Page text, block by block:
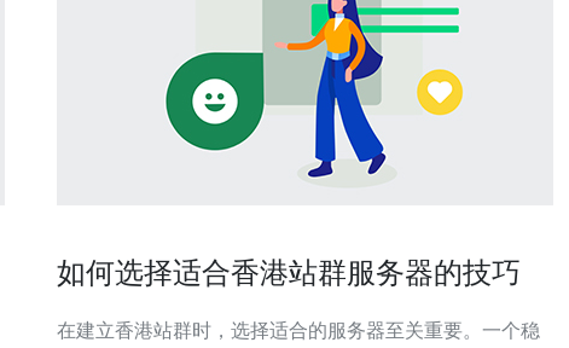
如何选择适合香港站群服务器的技巧
在建立香港站群时，选择适合的服务器至关重要。一个稳